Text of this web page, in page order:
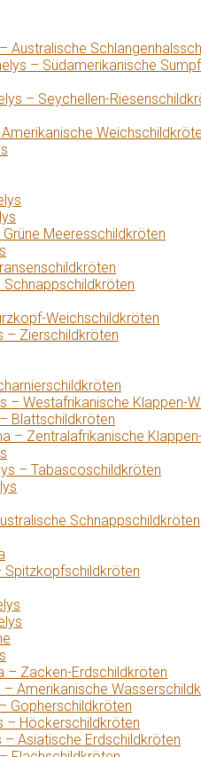
Australische
– Südamerikanische
– Seychellen-
Meeresschildkröten
Schnappschildkröten
Weichschildkröten
– Zierschildkröten
– Westafrikanische Klappen-
Blattschildkröten
– Zentralafrikanische
– Tabascoschildkröten
Schnappschildkröten
Spitzkopfschildkröten
– Zacken-Erdschildkröten
– Amerikanische
Gopherschildkröten
– Höckerschildkröten
– Asiatische Erdschildkröten